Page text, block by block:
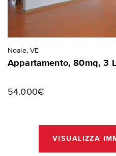
Noale, VE
Appartamento, 80mq, 3
54.000€
VISUALIZZA